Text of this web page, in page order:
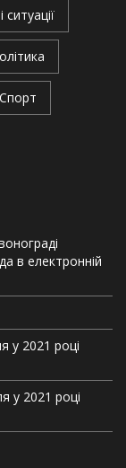
Спорт
в електронній
у 2021 році
у 2021 році